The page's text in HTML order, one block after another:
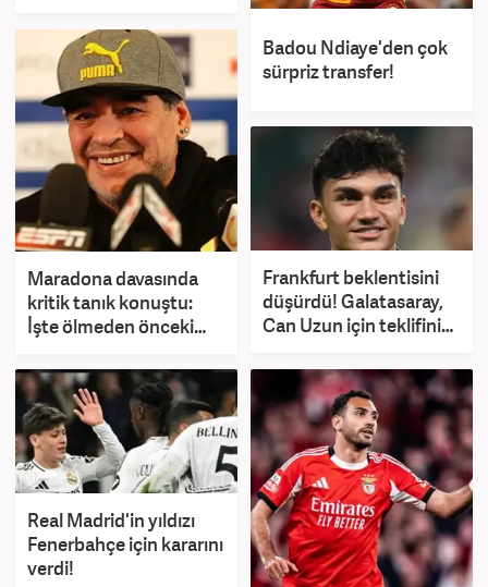
Badou Ndiaye'den çok
sürpriz transfer!
Maradona davasında
kritik tanık konuştu:
İşte ölmeden önceki
Frankfurt beklentisini
düşürdü! Galatasaray,
Can Uzun için teklifini
Real Madrid'in yıldızı
Fenerbahçe için kararını
verdi!